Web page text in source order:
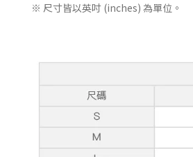
※ 尺寸皆以英吋 (inches) 為單位。